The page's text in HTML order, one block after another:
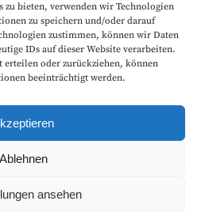
bieten, verwenden wir Technologien
zu speichern und/oder darauf
zustimmen, können wir Daten
IDs auf dieser Website verarbeiten.
erteilen oder zurückziehen, können
beeinträchtigt werden.
Ablehnen
ansehen
vorbehalten.